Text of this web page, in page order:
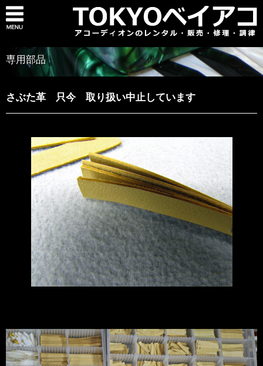
専用部品
さぶた革 只今 取り扱い中止しています